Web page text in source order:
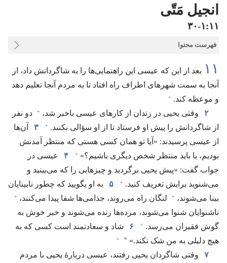
مقدّس
انجیل مَتّی
۱۱‏:‏۱‏-‏۳۰
فهرست محتوا
۱۱ بعد از این که عیسی این راهنمایی‌ها را به شاگردانش داد،‏ از
آنجا به سمت شهرهای اطراف راه افتاد تا به مردم آنجا تعلیم دهد
و موعظه کند.‏ +
۲ وقتی یحیی در زندان از کارهای عیسی باخبر شد،‏ +
دو نفر
از شاگردانش را پیش او فرستاد تا از او سؤالی بکنند.‏ + ۳
آن‌ها
از عیسی پرسیدند:‏ «آیا تو همان کسی هستی که منتظر آمدنش
بودیم،‏ یا باید منتظر شخص دیگری باشیم؟‏»‏ + ۴
عیسی در
جواب گفت:‏ «پیش یحیی برگردید و چیزهایی را که می‌بینید و
می‌شنوید برایش تعریف کنید.‏ + ۵
به او بگویید که چطور نابینایان
بینا می‌شوند،‏ + لنگان راه می‌روند،‏ جذامی‌ها شفا پیدا می‌کنند،‏ +
ناشنوایان شنوا می‌شوند،‏ مرده‌ها زنده می‌شوند و خبر خوش به
گوش فقیران می‌رسد.‏ + ۶
شاد و سعادتمند است کسی که به
هیچ دلیلی به من شک نکند.‏»‏ *
+
۷
وقتی شاگردان یحیی رفتند،‏ عیسی دربارهٔ یحیی با مردم